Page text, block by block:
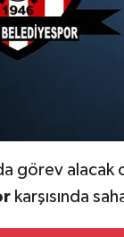
görev alacak
karşısında